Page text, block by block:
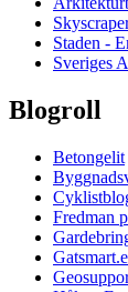
Staden -
Sveriges
Blogroll
Betongelit
Fredman